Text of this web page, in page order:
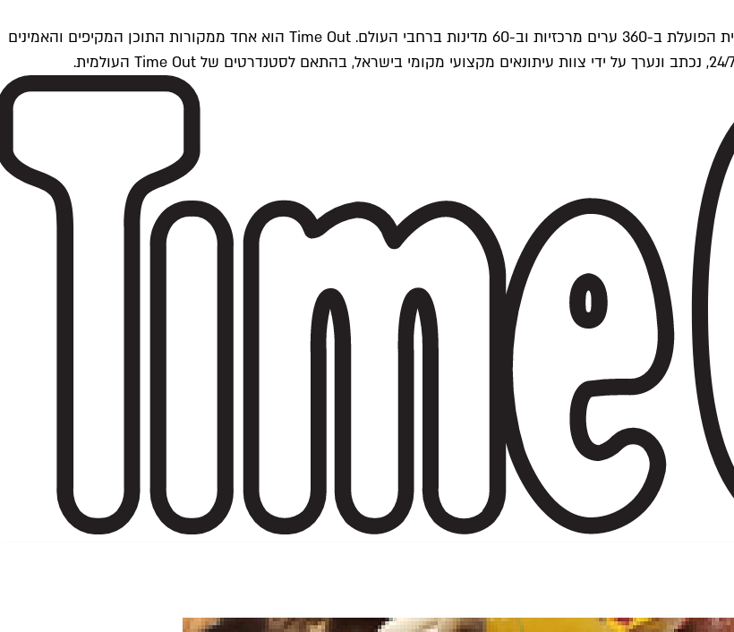
Time Outתל אביב הוא חלק מרשת Time Out Global — רשת מדיה בינלאומית הפועלת ב-360 ערים מרכזיות וב-60 מדינות ברחבי העולם. Time Out הוא אחד ממקורות התוכן המקיפים והאמינים